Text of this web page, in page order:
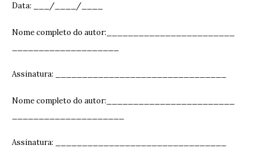
Data: ___/____/____
Nome completo do autor:________________________
Assinatura: ______________________________
Nome completo do autor:________________________
Assinatura: ______________________________